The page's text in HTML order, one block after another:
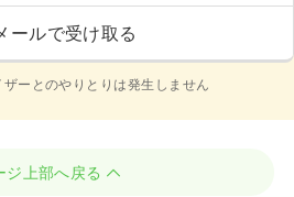
ールで受け取る
ーとのやりとりは発生しません
ジ上部へ戻る